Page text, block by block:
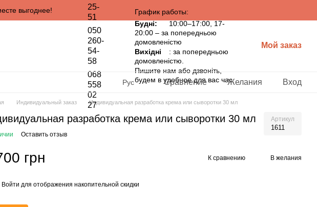
выгоднее!
25-
51
050
260-
54-
58
068
558
02
27
График работы:
Будні:
10:00–17:00, 17-
20:00 – за попередньою
домовленістю
Вихідні
: за попередньою
домовленістю.
Пишите нам або дзвоніть,
будем в удобное для вас час.
Мой заказ
Рус Сравнение Желания Вход
Индивидуальный заказ Индивидуальная разработка крема или сыворотки 30 мл
разработка крема или сыворотки 30 мл Артикул
1611
Оставить отзыв
грн К сравнению В желания
Войти для отображения накопительной скидки